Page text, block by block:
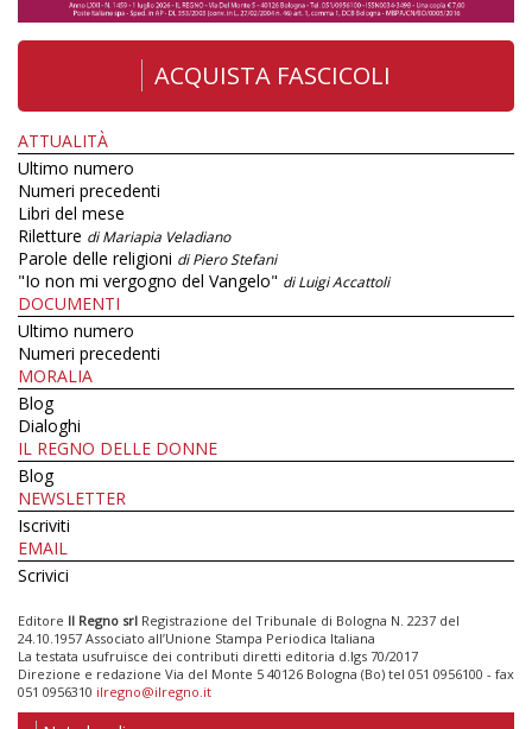
ACQUISTA FASCICOLI
ATTUALITÀ
Ultimo numero
Numeri precedenti
Libri del mese
Riletture di Mariapia Veladiano
Parole delle religioni di Piero Stefani
"Io non mi vergogno del Vangelo" di Luigi Accattoli
DOCUMENTI
Ultimo numero
Numeri precedenti
MORALIA
Blog
Dialoghi
IL REGNO DELLE DONNE
Blog
NEWSLETTER
Iscriviti
EMAIL
Scrivici
Editore Il Regno srl Registrazione del Tribunale di Bologna N. 2237 del
24.10.1957 Associato all’Unione Stampa Periodica Italiana
La testata usufruisce dei contributi diretti editoria d.lgs 70/2017
Direzione e redazione Via del Monte 5 40126 Bologna (Bo) tel 051 0956100 - fax
051 0956310 ilregno@ilregno.it